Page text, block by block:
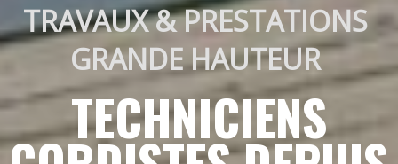
TRAVAUX & PRESTATIONS
GRANDE HAUTEUR
TECHNICIENS